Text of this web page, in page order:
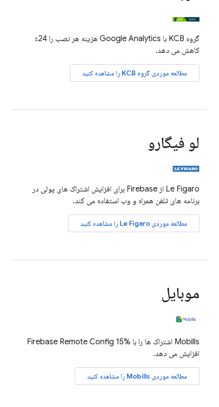
گروه KCB با Google Analytics
هزینه هر نصب را 24٪
کاهش می دهد.
مطالعه موردی گروه KCB را مشاهده کنید
لو فیگارو
Le Figaro از Firebase برای افزایش اشتراک های پولی در
برنامه های تلفن همراه و وب استفاده می کند.
مطالعه موردی Le Figaro را مشاهده کنید
موبایل
Mobills اشتراک ها را با Firebase Remote Config 15%
افزایش می دهد.
مطالعه موردی Mobills را مشاهده کنید